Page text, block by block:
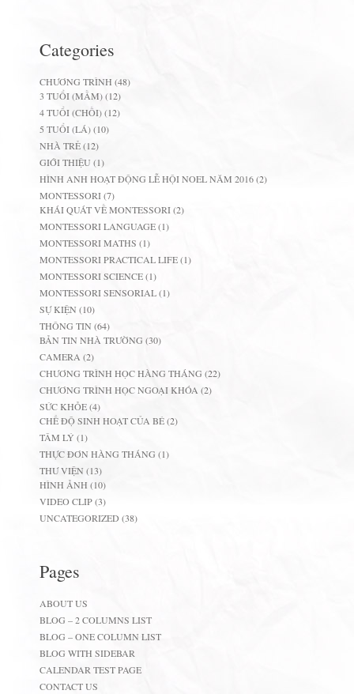
Categories
CHƯƠNG TRÌNH (48)
3 TUỔI (MẦM)(12)
4 TUỔI (CHỒI)(12)
5 TUỔI (LÁ)(10)
NHÀ TRẺ(12)
GIỚI THIỆU (1)
HÌNH ANH HOẠT ĐỘNG LỄ HỘI NOEL NĂM 2016(2)
MONTESSORI(7)
KHÁI QUÁT VỀ MONTESSORI(2)
MONTESSORI LANGUAGE(1)
MONTESSORI MATHS (1)
MONTESSORI PRACTICAL LIFE(1)
MONTESSORI SCIENCE(1)
MONTESSORI SENSORIAL(1)
SỰ KIỆN (10)
THÔNG TIN (64)
BẢN TIN NHÀ TRƯỜNG (30)
CAMERA (2)
CHƯƠNG TRÌNH HỌC HÀNG THÁNG (22)
CHƯƠNG TRÌNH HỌC NGOẠI KHÓA (2)
SỨC KHỎE(4)
CHẾ ĐỘ SINH HOẠT CỦA BÉ(2)
TÂM LÝ (1)
THỰC ĐƠN HÀNG THÁNG (1)
THƯ VIỆN (13)
HÌNH ẢNH (10)
VIDEO CLIP(3)
UNCATEGORIZED (38)
Pages
ABOUT US
BLOG – 2 COLUMNS LIST
BLOG – ONE COLUMN LIST
BLOG WITH SIDEBAR
CALENDAR TEST PAGE
CONTACT US